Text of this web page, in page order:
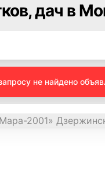
дач в
не найдено